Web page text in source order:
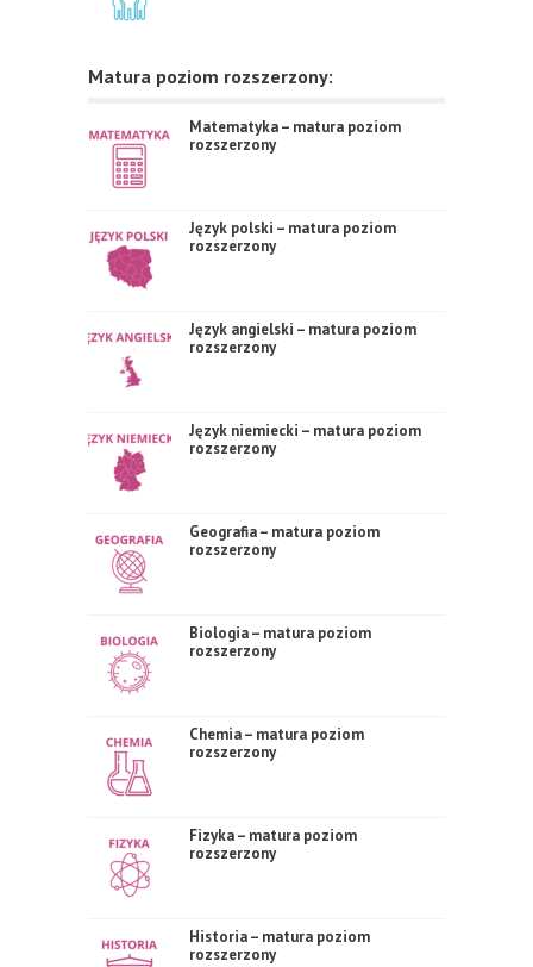
Matura poziom rozszerzony:
Matematyka – matura poziom
rozszerzony
Język polski – matura poziom
rozszerzony
Język angielski – matura poziom
rozszerzony
Język niemiecki – matura poziom
rozszerzony
Geografia – matura poziom
rozszerzony
Biologia – matura poziom
rozszerzony
Chemia – matura poziom
rozszerzony
Fizyka – matura poziom
rozszerzony
Historia – matura poziom
rozszerzony